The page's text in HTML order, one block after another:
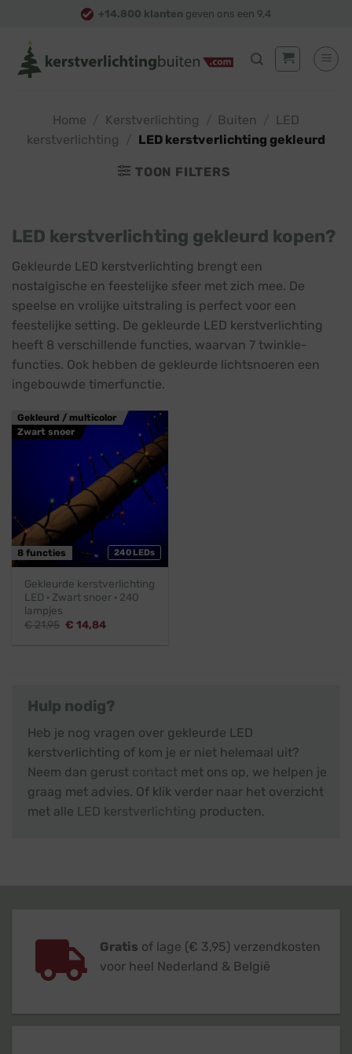
content
+14.800 klanten geven ons een 9,4
Home Kerstverlichting Buiten
LED
kerstverlichting
LED kerstverlichting gekleurd
TOON FILTERS
LED kerstverlichting gekleurd kopen?
Gekleurde LED kerstverlichting brengt een
nostalgische en feestelijke sfeer met zich mee. De
speelse en vrolijke uitstraling is perfect voor een
feestelijke setting. De gekleurde LED kerstverlichting
heeft 8 verschillende functies, waarvan 7 twinkle-
functies. Ook hebben de gekleurde lichtsnoeren een
ingebouwde timerfunctie.
240 LEDs
Gekleurd / multicolor
Zwart snoer
8 functies
Gekleurde kerstverlichting
LED · Zwart snoer · 240
lampjes
€21,95 Oorspronkelijke
€ 14,84Huidige
Hulp nodig?
Heb je nog vragen over gekleurde LED
kerstverlichting of kom je er niet helemaal uit?
Neem dan gerust contact met ons op, we helpen je
graag met advies. Of klik verder naar het overzicht
met alle LED kerstverlichting producten.
Gratis of lage (€ 3,95) verzendkosten
voor heel Nederland & België